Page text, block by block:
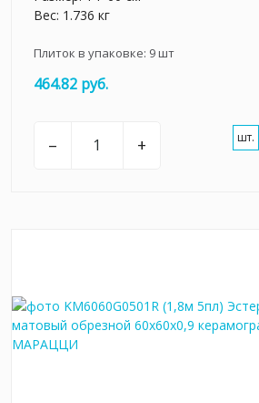
Вес: 1.736 кг
Плиток в упаковке: 9шт
464.82 руб.
– + шт.